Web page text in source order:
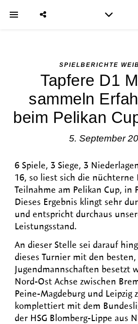
SPIELBERICHTE
Tapfere D1
sammeln
beim Pelikan
5. September
6 Spiele, 3 Siege, 3
16, so liest sich die nüchterne
Teilnahme am Pelikan Cup, in
Dieses Ergebnis klingt sehr
und entspricht durchaus
Leistungsstand.
An dieser Stelle sei darauf
dieses Turnier mit den
Jugendmannschaften besetzt
Nord-Ost Achse zwischen
Peine-Magdeburg und Leipzig
komplettiert mit dem
der HSG Blomberg-Lippe aus